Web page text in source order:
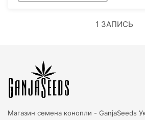
1 ЗАПИСЬ
Магазин семена конопли - GanjaSeeds